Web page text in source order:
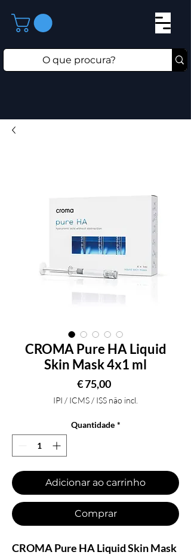
CROMA Pure HA Liquid
Skin Mask 4x1 ml
€ 75,00Preço
IPI / ICMS / ISS não incl.
Quantidade *
Adicionar ao carrinho
Comprar
CROMA Pure HA Liquid Skin Mask